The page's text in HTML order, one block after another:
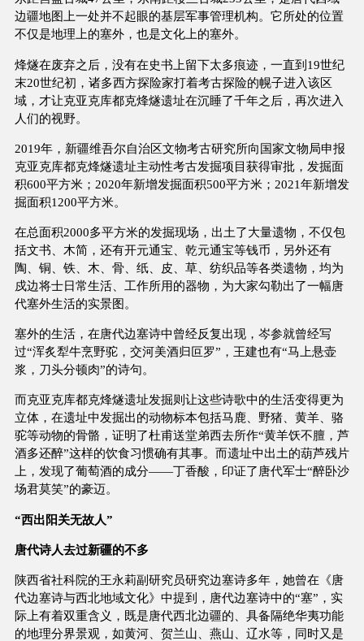
边疆地图上一处并不起眼的基层军事管理机构。它所处的位置
不仅是地理上的塞外，也是文化上的塞外。
烽燧在废弃之后，没有在史书上留下太多痕迹，一直到19世纪
末20世纪初，诸多西方探险家打着考古探险的幌子进入该区
域，才让克亚克库都克烽燧遗址在沉睡了千年之后，再次进入
人们的视野。
2019年，新疆维吾尔自治区文物考古研究所向国家文物局申报
克亚克库都克烽燧遗址主动性考古发掘项目获得审批，发掘面
积600平方米；2020年新增发掘面积500平方米；2021年新增发
掘面积1200平方米。
在总面积2000多平方米的发掘现场，出土了大量遗物，不仅包
括文书、木简，还有开元通宝、乾元通宝等钱币，另外还有
陶、铜、铁、木、骨、纸、皮、草、纺织品等各类遗物，均为
戍边将士日常生活、工作所用的器物，为大家勾勒出了一幅唐
代塞外生活的实景图。
塞外的生活，在唐代边塞诗中曾经反复出现，岑参就曾经写
过“浑炙犁牛烹野驼，交河美酒归叵罗”，王建也有“马上悬壶
浆，刀头分顿肉”的诗句。
而克亚克库都克烽燧遗址发掘则让这些诗歌中的生活变得更为
立体，在遗址中发掘出的动物标本包括马鹿、野猪、黄羊、骆
驼等动物的骨骼，证明了杜甫送堂弟西去所作“黄羊饫不膻，芦
酒多还醉”这样的饮食习惯确有其事。而遗址中出土的葫芦残片
上，发现了葡萄酒的成分——丁香酸，印证了唐代军士“醉卧沙
场君莫笑”的豪迈。
“西出阳关无故人”
唐代诗人去过新疆的不多
陕西省社科院的王永莉副研究员研究边塞诗多年，她曾在《唐
代边塞诗与西北地域文化》中提到，唐代边塞诗中的“塞”，实
际上有着双重含义，既是唐代西北边疆的、具备隔绝华夷功能
的地理分界景观，如黄河、贺兰山、燕山、辽水等，同时又是